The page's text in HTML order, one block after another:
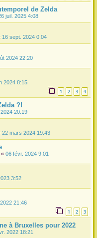
de Zelda
juil. 2025 4:08
16 sept. 2024 0:04
2024 22:20
2024 8:15
1 2 3 4
?!
20:19
22 mars 2024 19:43
« 06 févr. 2024 9:01
3:52
21:46
1 2 3
à Bruxelles pour 2022
2022 18:21